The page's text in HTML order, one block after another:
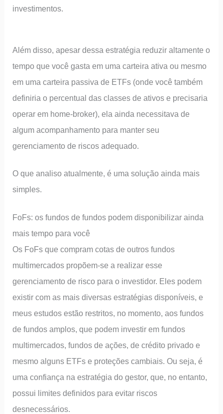
investimentos.
Além disso, apesar dessa estratégia reduzir altamente o
tempo que você gasta em uma carteira ativa ou mesmo
em uma carteira passiva de ETFs (onde você também
definiria o percentual das classes de ativos e precisaria
operar em home-broker), ela ainda necessitava de
algum acompanhamento para manter seu
gerenciamento de riscos adequado.
O que analiso atualmente, é uma solução ainda mais
simples.
FoFs: os fundos de fundos podem disponibilizar ainda
mais tempo para você
Os FoFs que compram cotas de outros fundos
multimercados propõem-se a realizar esse
gerenciamento de risco para o investidor. Eles podem
existir com as mais diversas estratégias disponíveis, e
meus estudos estão restritos, no momento, aos fundos
de fundos amplos, que podem investir em fundos
multimercados, fundos de ações, de crédito privado e
mesmo alguns ETFs e proteções cambiais. Ou seja, é
uma confiança na estratégia do gestor, que, no entanto,
possui limites definidos para evitar riscos
desnecessários.